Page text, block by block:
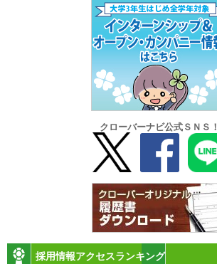
クローバーナビ公式ＳＮＳ！
採用情報アクセスランキング